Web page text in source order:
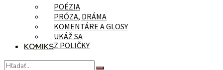
Z POLIČKY
POÉZIA
PRÓZA, DRÁMA
KOMENTÁRE A GLOSY
UKÁŽ SA
KOMIKS